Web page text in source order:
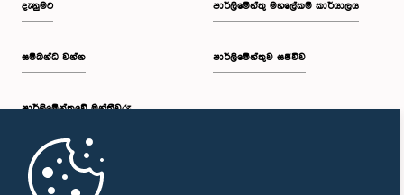
දැනුමට
සම්බන්ධ වන්න
පාර්ලි‌මේන්තුවේ මන්ත්‍රීවරු
මුල් පිටුව
පාර්ලිමේන්තු මහලේකම් කාර්යාලය
පාර්ලිමේන්තුව සජීවීව